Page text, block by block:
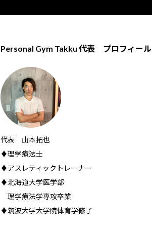
Personal Gym Takku 代表 プロフィール
代表 山本拓也
♦理学療法士
♦アスレティックトレーナー
♦北海道大学医学部
理学療法学専攻卒業
♦筑波大学大学院体育学修了